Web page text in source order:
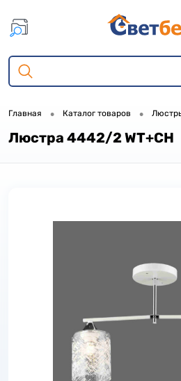
Главная • Каталог товаров •
Люстра 4442/2 WT+CH